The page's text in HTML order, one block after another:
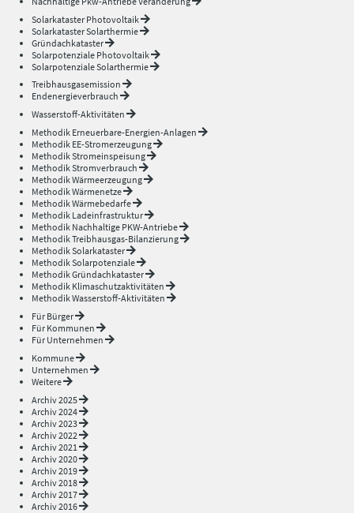
Solarkataster Photovoltaik
Solarkataster Solarthermie
Gründachkataster
Solarpotenziale Photovoltaik
Solarpotenziale Solarthermie
Treibhausgasemission
Endenergieverbrauch
Wasserstoff-Aktivitäten
Methodik Erneuerbare-Energien-Anlagen
Methodik EE-Stromerzeugung
Methodik Stromeinspeisung
Methodik Stromverbrauch
Methodik Wärmeerzeugung
Methodik Wärmenetze
Methodik Wärmebedarfe
Methodik Ladeinfrastruktur
Methodik Nachhaltige PKW-Antriebe
Methodik Treibhausgas-Bilanzierung
Methodik Solarkataster
Methodik Solarpotenziale
Methodik Gründachkataster
Methodik Klimaschutzaktivitäten
Methodik Wasserstoff-Aktivitäten
Für Bürger
Für Kommunen
Für Unternehmen
Kommune
Unternehmen
Weitere
Archiv 2025
Archiv 2024
Archiv 2023
Archiv 2022
Archiv 2021
Archiv 2020
Archiv 2019
Archiv 2018
Archiv 2017
Archiv 2016